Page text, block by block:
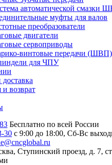
автоматической смазки
муфты для валов
преобразователи
двигатели
сервоприводы
винтовые передачи (ШВП)
для ЧПУ
и возврат
Бесплатно по всей России
30 с 9:00 до 18:00, Сб-Вс
Ступинский проезд, д. 7,